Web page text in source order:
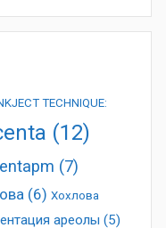
TECHNIQUE:
(12)
(7)
(6) Хохлова
ареолы (5)